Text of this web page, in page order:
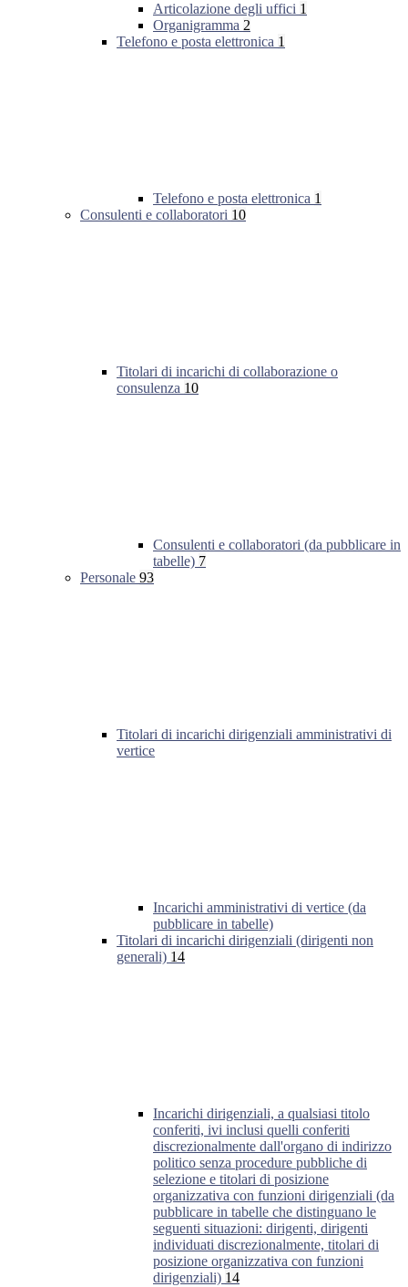
Articolazione degli uffici 1
Organigramma 2
Telefono e posta elettronica 1
Telefono e posta elettronica 1
Consulenti e collaboratori 10
Titolari di incarichi di collaborazione o
consulenza 10
Consulenti e collaboratori (da pubblicare in
tabelle) 7
Personale 93
Titolari di incarichi dirigenziali amministrativi di
vertice
Incarichi amministrativi di vertice (da
pubblicare in tabelle)
Titolari di incarichi dirigenziali (dirigenti non
generali) 14
Incarichi dirigenziali, a qualsiasi titolo
conferiti, ivi inclusi quelli conferiti
discrezionalmente dall'organo di indirizzo
politico senza procedure pubbliche di
selezione e titolari di posizione
organizzativa con funzioni dirigenziali (da
pubblicare in tabelle che distinguano le
seguenti situazioni: dirigenti, dirigenti
individuati discrezionalmente, titolari di
posizione organizzativa con funzioni
dirigenziali) 14